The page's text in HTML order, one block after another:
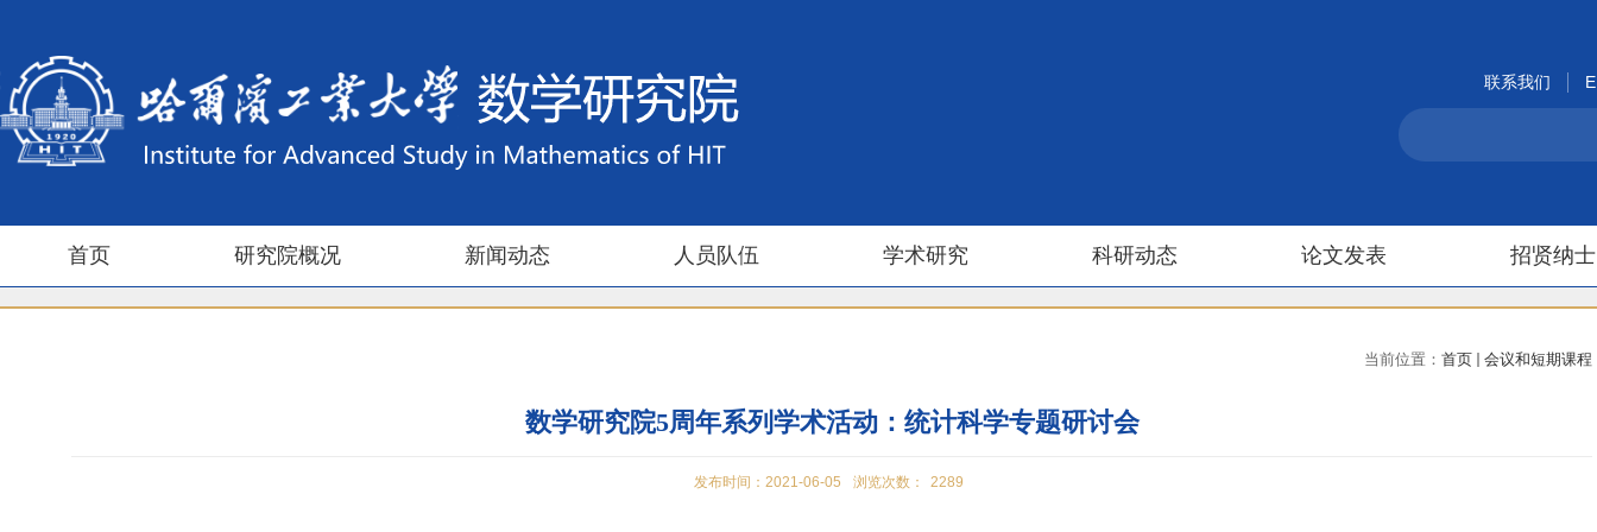
联系我们
首页 研究院概况 新闻动态 人员队伍 学术研究 科研动态 论文发表 招贤纳士
当前位置： 首页 会议和短期课程
数学研究院5周年系列学术活动：统计科学专题研讨会
发布时间：2021-06-05 浏览次数： 2289